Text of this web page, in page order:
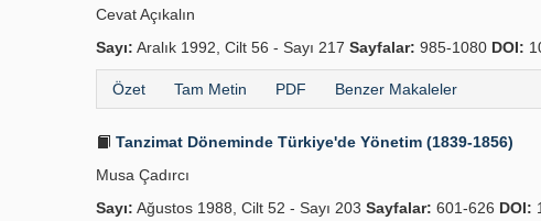
Cevat Açıkalın
Sayı: Aralık 1992, Cilt 56 - Sayı 217 Sayfalar: 985-1080 DOI:
Özet Tam Metin PDF Benzer Makaleler
Tanzimat Döneminde Türkiye'de Yönetim (1839-1856)
Musa Çadırcı
Sayı: Ağustos 1988, Cilt 52 - Sayı 203 Sayfalar: 601-626 DOI: